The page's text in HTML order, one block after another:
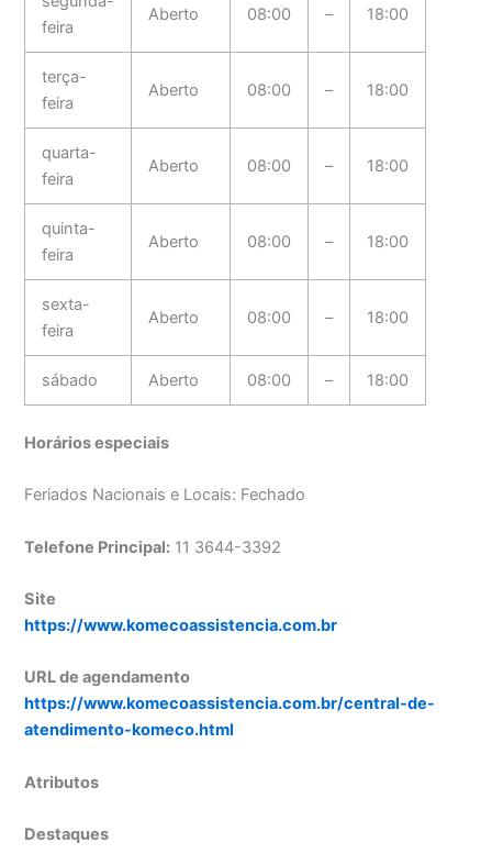
feira
Aberto 08:00 – 18:00
terça-
feira
Aberto 08:00 – 18:00
quarta-
feira
Aberto 08:00 – 18:00
quinta-
feira
Aberto 08:00 – 18:00
sexta-
feira
Aberto 08:00 – 18:00
sábado Aberto 08:00 – 18:00
Horários especiais
Feriados Nacionais e Locais: Fechado
Telefone Principal: 11 3644-3392
Site
https://www.komecoassistencia.com.br
URL de agendamento
https://www.komecoassistencia.com.br/central-de-
atendimento-komeco.html
Atributos
Destaques